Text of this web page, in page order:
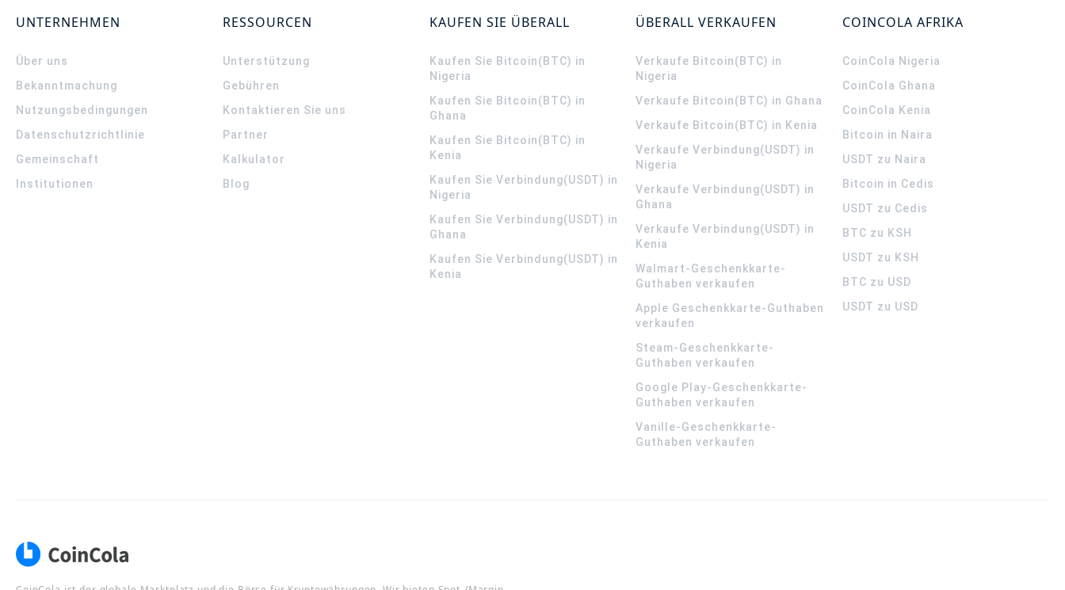
UNTERNEHMEN
Über uns
Bekanntmachung
Nutzungsbedingungen
Datenschutzrichtlinie
Gemeinschaft
Institutionen
RESSOURCEN
Unterstützung
Gebühren
Kontaktieren Sie uns
Partner
Kalkulator
Blog
KAUFEN SIE ÜBERALL
Kaufen Sie Bitcoin(BTC) in
Nigeria
Kaufen Sie Bitcoin(BTC) in
Ghana
Kaufen Sie Bitcoin(BTC) in
Kenia
Kaufen Sie Verbindung(USDT) in
Nigeria
Kaufen Sie Verbindung(USDT) in
Ghana
Kaufen Sie Verbindung(USDT) in
Kenia
ÜBERALL VERKAUFEN
Verkaufe Bitcoin(BTC) in
Nigeria
Verkaufe Bitcoin(BTC) in Ghana
Verkaufe Bitcoin(BTC) in Kenia
Verkaufe Verbindung(USDT) in
Nigeria
Verkaufe Verbindung(USDT) in
Ghana
Verkaufe Verbindung(USDT) in
Kenia
Walmart-Geschenkkarte-
Guthaben verkaufen
Apple Geschenkkarte-Guthaben
verkaufen
Steam-Geschenkkarte-
Guthaben verkaufen
Google Play-Geschenkkarte-
Guthaben verkaufen
Vanille-Geschenkkarte-
Guthaben verkaufen
COINCOLA AFRIKA
CoinCola Nigeria
CoinCola Ghana
CoinCola Kenia
Bitcoin in Naira
USDT zu Naira
Bitcoin in Cedis
USDT zu Cedis
BTC zu KSH
USDT zu KSH
BTC zu USD
USDT zu USD